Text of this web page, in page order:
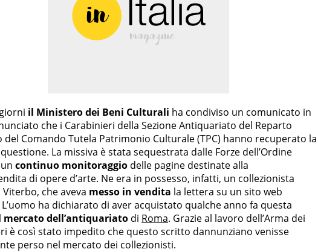
il Ministero dei Beni Culturali ha condiviso un comunicato in
che i Carabinieri della Sezione Antiquariato del Reparto
del Comando Tutela Patrimonio Culturale (TPC) hanno recuperato la
La missiva è stata sequestrata dalle Forze dell’Ordine
continuo monitoraggio delle pagine destinate alla
di opere d’arte. Ne era in possesso, infatti, un collezionista
che aveva messo in vendita la lettera su un sito web
ha dichiarato di aver acquistato qualche anno fa questa
mercato dell’antiquariato di Roma. Grazie al lavoro dell’Arma dei
è così stato impedito che questo scritto dannunziano venisse
perso nel mercato dei collezionisti.